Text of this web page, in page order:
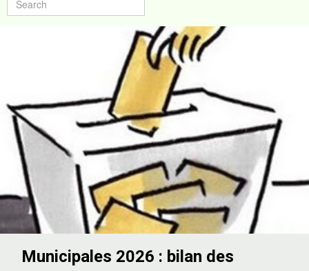
Municipales 2026 : bilan des